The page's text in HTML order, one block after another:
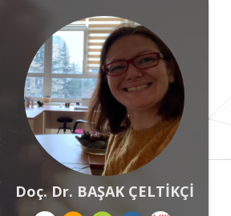
Doç. Dr. BAŞAK ÇELTİKÇİ